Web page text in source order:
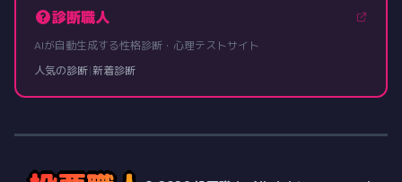
診断職人
AIが自動生成する性格診断・心理テストサイト
人気の診断|新着診断